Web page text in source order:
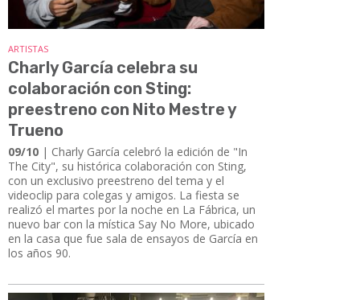
ARTISTAS
Charly García celebra su
colaboración con Sting:
preestreno con Nito Mestre y
Trueno
09/10 | Charly García celebró la edición de "In
The City", su histórica colaboración con Sting,
con un exclusivo preestreno del tema y el
videoclip para colegas y amigos. La fiesta se
realizó el martes por la noche en La Fábrica, un
nuevo bar con la mística Say No More, ubicado
en la casa que fue sala de ensayos de García en
los años 90.